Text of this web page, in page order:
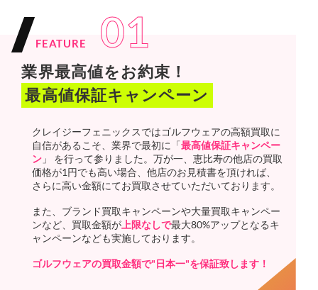
FEATURE 01
業界最高値をお約束！
最高値保証キャンペーン
クレイジーフェニックスではゴルフウェアの高額買取に
自信があるこそ、業界で最初に「最高値保証キャンペー
ン 」 を行って参りました。万が一、恵比寿の他店の買取
価格が1円でも高い場合、他店のお見積書を頂ければ、
さらに高い金額にてお買取させていただいております。
また、ブランド買取キャンペーンや大量買取キャンペー
ンなど、買取金額が 上限なしで最大80%アップとなるキ
ャンペーンなども実施しております。
ゴルフウェアの買取金額で"日本一"を保証致します！